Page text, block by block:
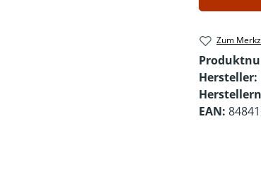
Zum
Hersteller:
EAN: